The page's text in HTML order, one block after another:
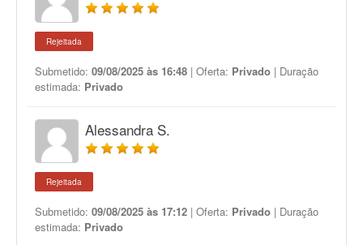
Rejeitada
Submetido: 09/08/2025 às 16:48 | Oferta: Privado | Duração
estimada: Privado
Alessandra S.
Rejeitada
Submetido: 09/08/2025 às 17:12 | Oferta: Privado | Duração
estimada: Privado